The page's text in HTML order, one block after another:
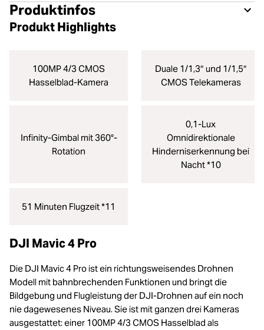
Produktinfos
Produkt Highlights
100MP 4/3 CMOS
Hasselblad-Kamera
Duale 1/1,3″ und 1/1,5″
CMOS Telekameras
Infinity-Gimbal mit 360°-
Rotation
0,1-Lux
Omnidirektionale
Hinderniserkennung bei
Nacht *10
51 Minuten Flugzeit *11
DJI Mavic 4 Pro
Die DJI Mavic 4 Pro ist ein richtungsweisendes Drohnen
Modell mit bahnbrechenden Funktionen und bringt die
Bildgebung und Flugleistung der DJI-Drohnen auf ein noch
nie dagewesenes Niveau. Sie ist mit ganzen drei Kameras
ausgestattet: einer 100MP 4/3 CMOS Hasselblad als